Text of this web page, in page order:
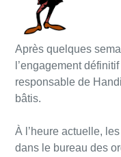
Après quelques
l’engagement
responsable de
bâtis.
À l’heure actuelle,
dans le bureau des